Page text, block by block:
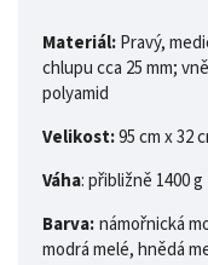
Materiál:Pravý,
chlupu cca 25 mm;
polyamid
Velikost:95 cm x 32
Váha: přibližně 1400 g
Barva:námořnická
modrá melé, hnědá